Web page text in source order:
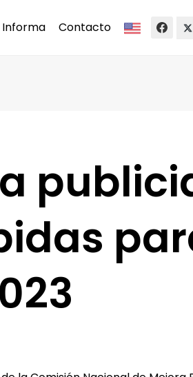
Contacto